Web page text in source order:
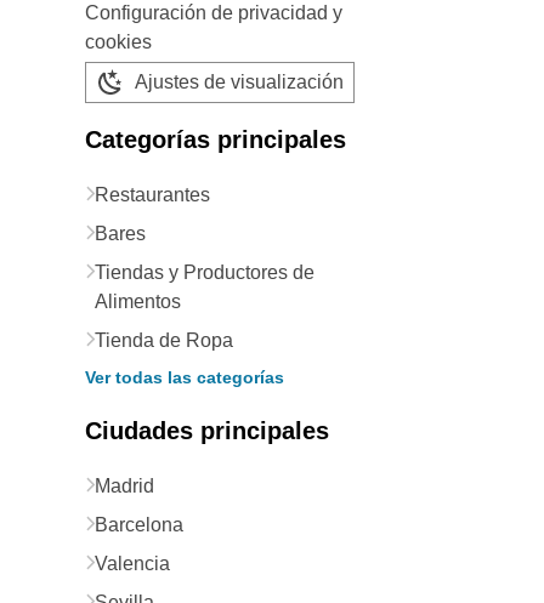
Configuración de privacidad y
cookies
Ajustes de visualización
Categorías principales
Restaurantes
Bares
Tiendas y Productores de
Alimentos
Tienda de Ropa
Ver todas las categorías
Ciudades principales
Madrid
Barcelona
Valencia